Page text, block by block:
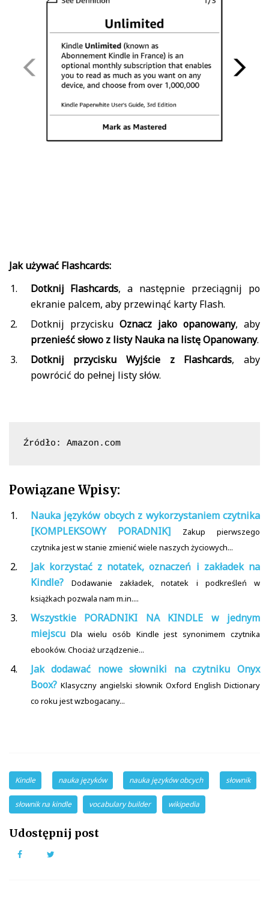
Jak używać Flashcards:
Dotknij Flashcards, a następnie przeciągnij po
ekranie palcem, aby przewinąć karty Flash.
Dotknij przycisku Oznacz jako opanowany, aby
przenieść słowo z listy Nauka na listę Opanowany.
Dotknij przycisku Wyjście z Flashcards, aby
powrócić do pełnej listy słów.
Źródło: Amazon.com
Powiązane Wpisy:
Nauka języków obcych z wykorzystaniem czytnika
[KOMPLEKSOWY PORADNIK]
Zakup pierwszego
czytnika jest w stanie zmienić wiele naszych życiowych...
Jak korzystać z notatek, oznaczeń i zakładek na
Kindle?
Dodawanie zakładek, notatek i podkreśleń w
książkach pozwala nam m.in....
Wszystkie PORADNIKI NA KINDLE w jednym
miejscu Dla wielu osób Kindle jest synonimem czytnika
ebooków. Chociaż urządzenie...
Jak dodawać nowe słowniki na czytniku Onyx
Boox? Klasyczny angielski słownik Oxford English Dictionary
co roku jest wzbogacany...
Kindle nauka języków nauka języków obcych słownik
słownik na kindle vocabulary builder wikipedia
Udostępnij post
Facebook